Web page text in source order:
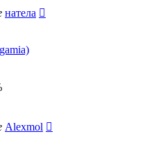
натела
Alexmol